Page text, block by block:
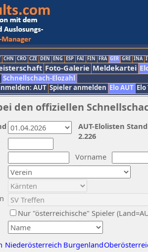
CHN CRO CZE DEN ENG ESP FAI FIN FRA GER GRE INA
Foto-Galerie Meldekartei
Schnellschach-Elozahl
AUT Spieler anmelden Elo AUT
den offiziellen
Vorname
Nur "österreichische" Spieler
Niederösterreich Burgenland
AUT-Elolisten
2.226